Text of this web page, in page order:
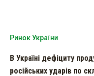
Ринок України
В Україні дефіциту
російських ударів по